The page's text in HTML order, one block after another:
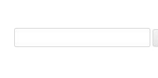
o
k
ti
r
u